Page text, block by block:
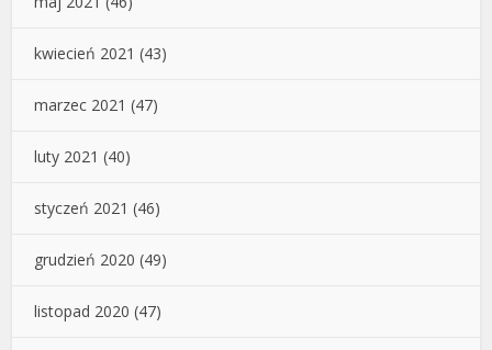
kwiecień 2021 (43)
marzec 2021 (47)
luty 2021 (40)
styczeń 2021 (46)
grudzień 2020 (49)
listopad 2020 (47)